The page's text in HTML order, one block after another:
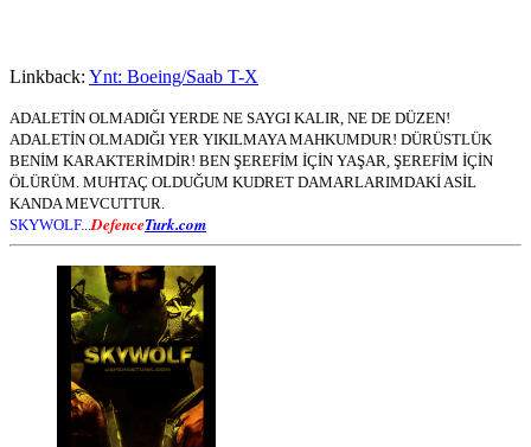
Linkback: Ynt: Boeing/Saab T-X
ADALETİN OLMADIĞI YERDE NE SAYGI KALIR, NE DE DÜZEN!
ADALETİN OLMADIĞI YER YIKILMAYA MAHKUMDUR! DÜRÜSTLÜK
BENİM KARAKTERİMDİR! BEN ŞEREFİM İÇİN YAŞAR, ŞEREFİM İÇİN
ÖLÜRÜM. MUHTAÇ OLDUĞUM KUDRET DAMARLARIMDAKİ ASİL
KANDA MEVCUTTUR.
SKYWOLF... DefenceTurk.com